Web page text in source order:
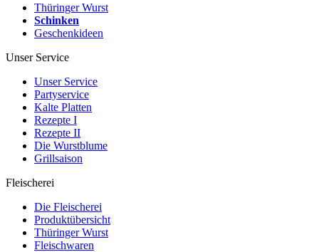
Thüringer Wurst
Schinken
Geschenkideen
Unser Service
Unser Service
Partyservice
Kalte Platten
Rezepte I
Rezepte II
Die Wurstblume
Grillsaison
Fleischerei
Die Fleischerei
Produktübersicht
Thüringer Wurst
Fleischwaren